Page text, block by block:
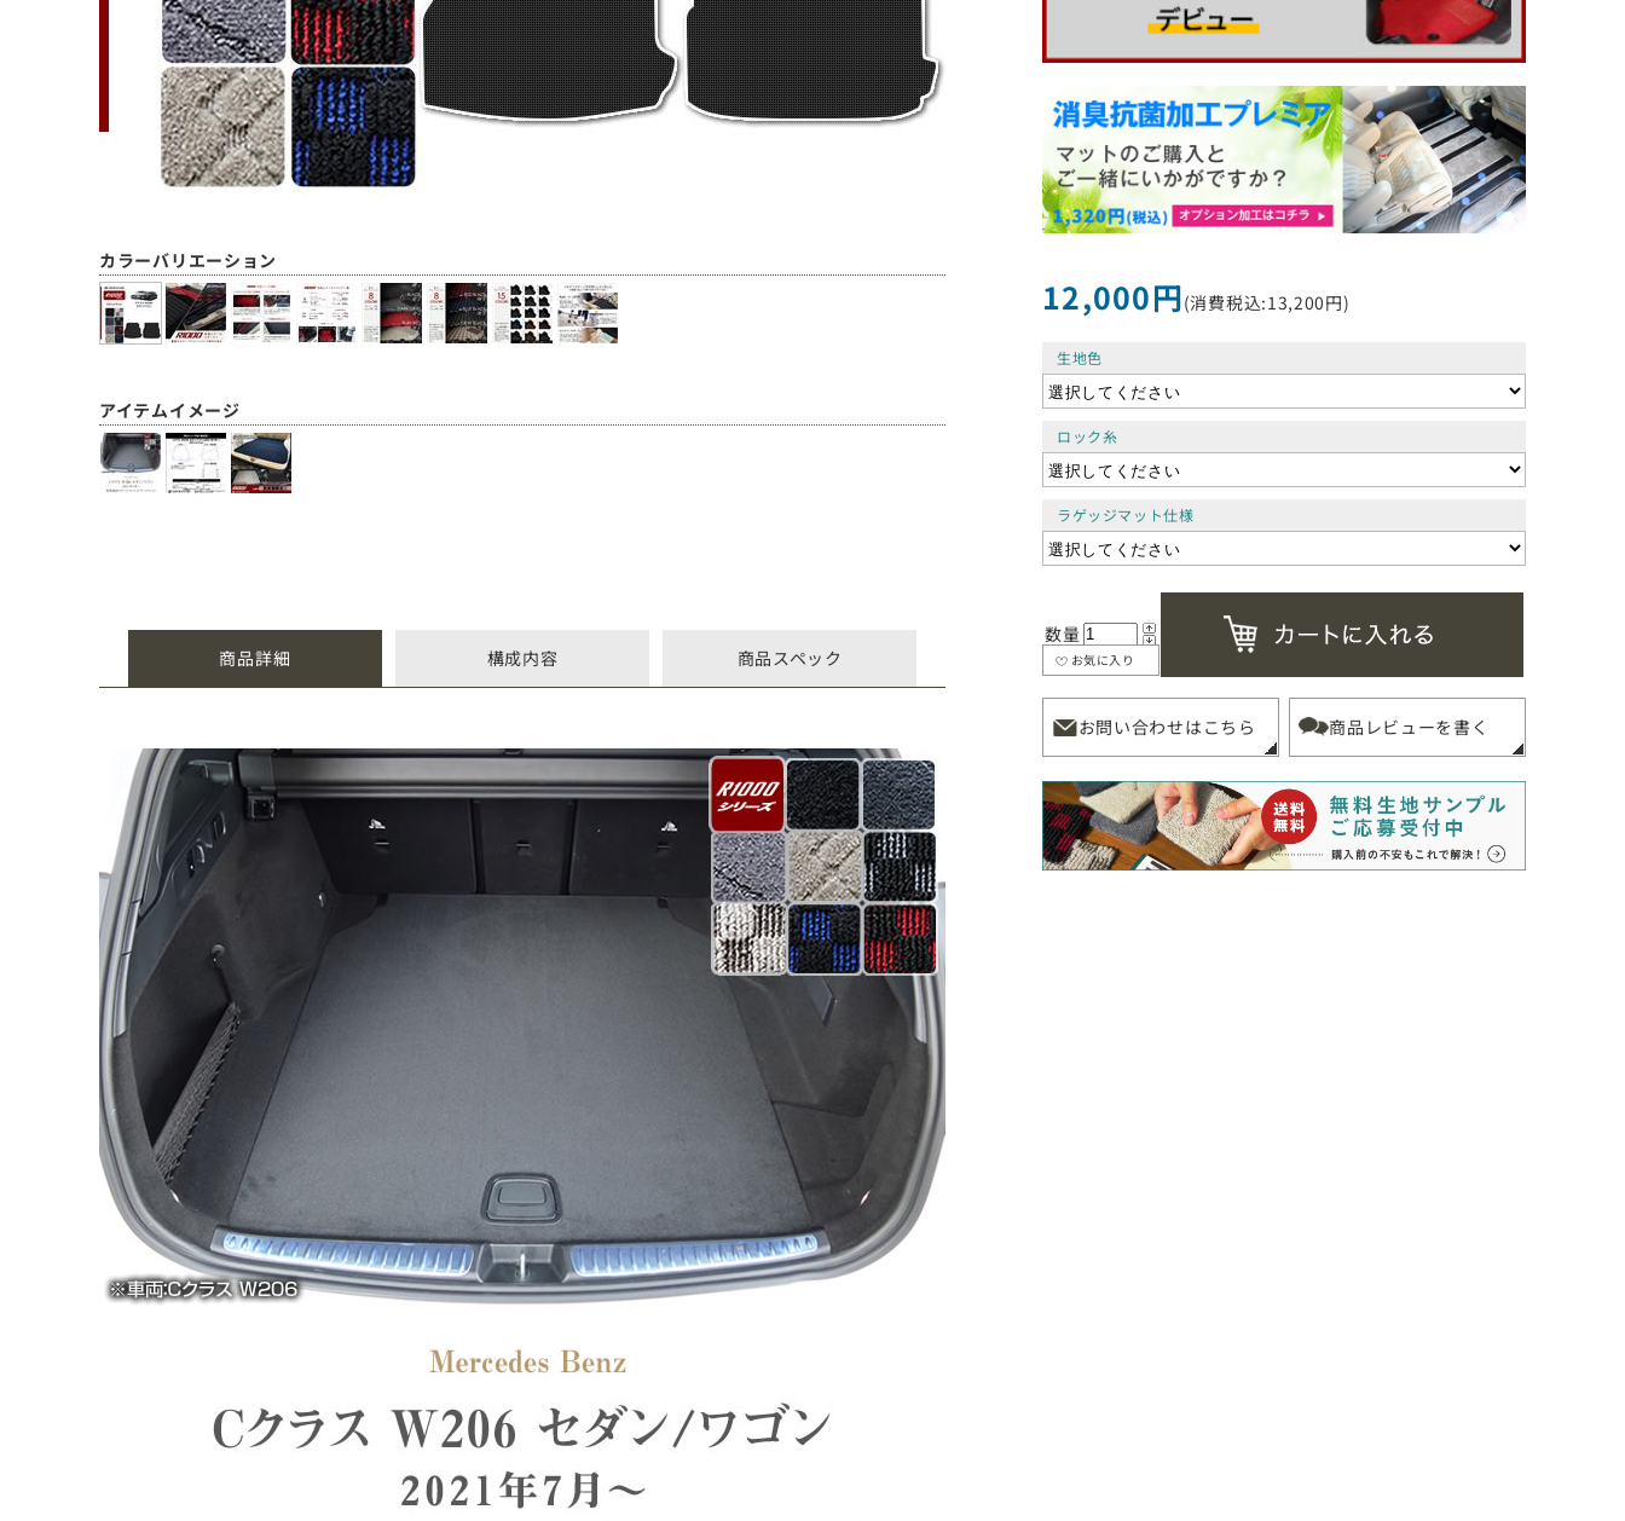
12,000円(消費税込:13,200円)
生地色
ロック糸
ラゲッジマット仕様
数量
カラーバリエーション
アイテムイメージ
商品詳細 構成内容 商品スペック